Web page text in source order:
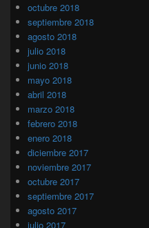
octubre 2018
septiembre 2018
agosto 2018
julio 2018
junio 2018
mayo 2018
abril 2018
marzo 2018
febrero 2018
enero 2018
diciembre 2017
noviembre 2017
octubre 2017
septiembre 2017
agosto 2017
julio 2017